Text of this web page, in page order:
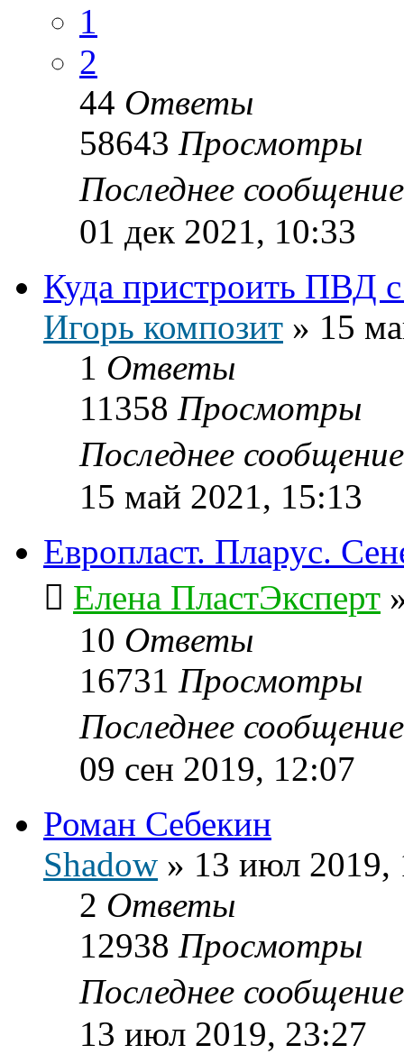
1
2
44 Ответы
58643 Просмотры
Последнее
01 дек 2021, 10:33
Куда пристроить ПВД
Игорь композит » 15
1 Ответы
11358 Просмотры
Последнее
15 май 2021, 15:13
Европласт. Пларус.
Елена ПластЭксперт
10 Ответы
16731 Просмотры
Последнее
09 сен 2019, 12:07
Роман Себекин
Shadow » 13 июл 2019,
2 Ответы
12938 Просмотры
Последнее
13 июл 2019, 23:27